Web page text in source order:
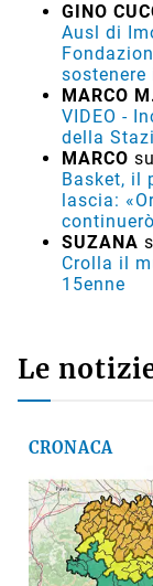
GINO
Ausl di
sostenere
MARCO
VIDEO -
della
MARCO su
Basket, il
lascia:
SUZANA
Crolla il
15enne
Le
CRONACA